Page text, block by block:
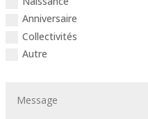
Anniversaire
Collectivités
Autre